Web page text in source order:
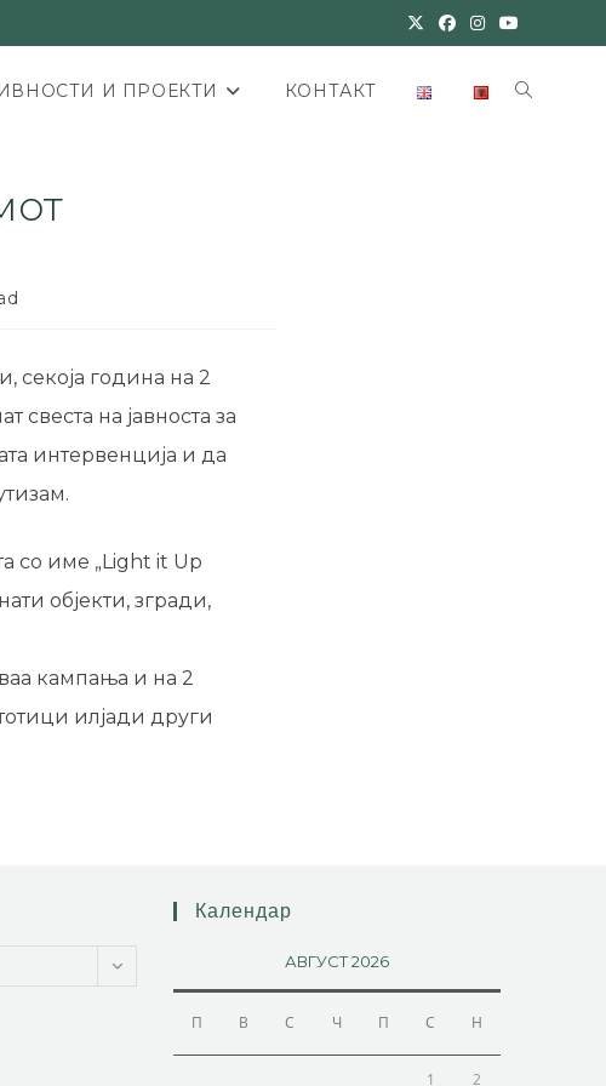
И ПРОЕКТИ КОНТАКТ
секоја година на 2
свеста на јавноста за
интервенција и да
со име „Light it Up
објекти, згради,
кампања и на 2
илјади други
Календар
АВГУСТ 2026
П В С Ч П С Н
1 2